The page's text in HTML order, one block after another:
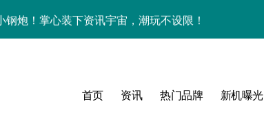
钢炮！掌心装下资讯宇宙，潮玩不设限！
Galaxy Z Fold7手机管家新亮点抢先瞅
定制主题潮翻天
手机美学新姿势！
首页 资讯 热门品牌 新机曝光